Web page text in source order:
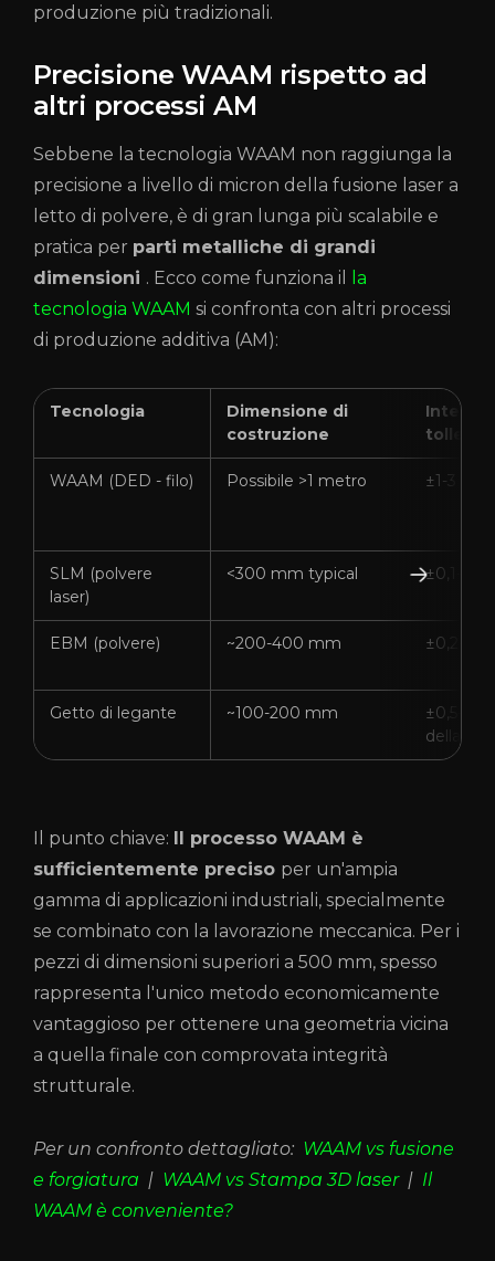
produzione più tradizionali.
Precisione WAAM rispetto ad
altri processi AM
Sebbene la tecnologia WAAM non raggiunga la
precisione a livello di micron della fusione laser a
letto di polvere, è di gran lunga più scalabile e
pratica per parti metalliche di grandi
dimensioni . Ecco come funziona il
la
tecnologia WAAM si confronta con altri processi
di produzione additiva (AM):
Tecnologia
Dimensione di
costruzione
WAAM (DED - filo) Possibile >1 metro ±1-3 mm
SLM (polvere
laser)
<300 mm typical ±0,1-0,3
EBM (polvere) ~200-400 mm ±0,2-0,5
Getto di legante ~100-200 mm
±0,5-1,0
della
Il punto chiave: Il processo WAAM è
sufficientemente preciso per un'ampia
gamma di applicazioni industriali, specialmente
se combinato con la lavorazione meccanica. Per i
pezzi di dimensioni superiori a 500 mm, spesso
rappresenta l'unico metodo economicamente
vantaggioso per ottenere una geometria vicina
a quella finale con comprovata integrità
strutturale.
Per un confronto dettagliato: WAAM vs fusione
e forgiatura | WAAM vs Stampa 3D laser| Il
WAAM è conveniente?